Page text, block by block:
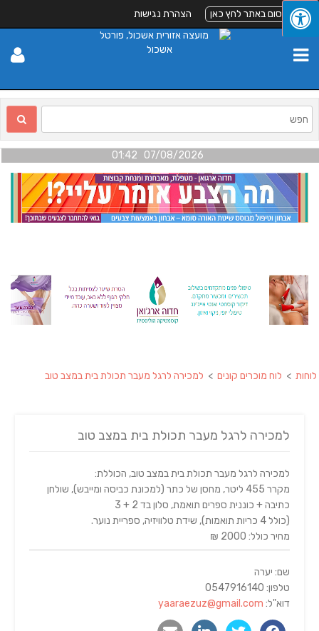
לפרסום באתר לחץ כאן הצהרת נגישות
07/08/2026 01:42
לוחות > לוח מוכרים קונים > למכירה לרגל מעבר תכולת בית במצב טוב
למכירה לרגל מעבר תכולת בית במצב טוב
למכירה לרגל מעבר תכולת בית במצב טוב, הכוללת:
מקרר 455 ליטר, מחסן של כתר (למכונת כביסה ומייבש), שולחן
כתיבה + כוננית ספרים תואמת, סלון בד 2 + 3
(כולל 4 כריות תואמות), שידת טלוויזיה, ספריית נוער.
מחיר כולל: 2000 ₪
שם: יערה
טלפון: 0547916140
דוא"ל: yaaraezuz@gmail.com